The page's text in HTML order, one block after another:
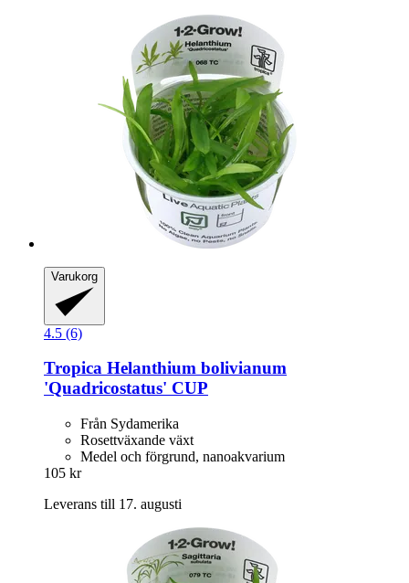
Varukorg
4.5 (6)
Tropica Helanthium bolivianum
'Quadricostatus' CUP
Från Sydamerika
Rosettväxande växt
Medel och förgrund, nanoakvarium
105 kr
Leverans till 17. augusti